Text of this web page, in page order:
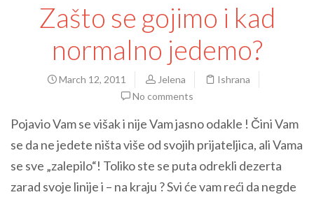
Zašto se gojimo i kad
normalno jedemo?
March 12, 2011 Jelena
Ishrana
No comments
Pojavio Vam se višak i nije Vam jasno odakle ! Čini Vam
se da ne jedete ništa više od svojih prijateljica, ali Vama
se sve „zalepilo“! Toliko ste se puta odrekli dezerta
zarad svoje linije i – na kraju ? Svi će vam reći da negde